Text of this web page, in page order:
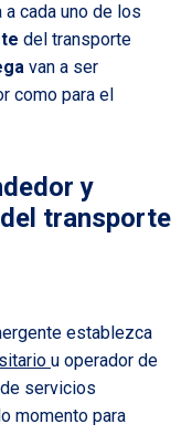
cada uno de los
del transporte
van a ser
como para el
y
transporte
establezca
u operador de
servicios
momento para